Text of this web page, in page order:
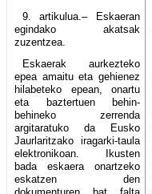
9. artikulua.– Eskaeran
egindako akatsak
zuzentzea.
Eskaerak aurkezteko
epea amaitu eta gehienez
hilabeteko epean, onartu
eta baztertuen behin-
behineko zerrenda
argitaratuko da Eusko
Jaurlaritzako iragarki-taula
elektronikoan. Ikusten
bada eskaera onartzeko
eskatzen den